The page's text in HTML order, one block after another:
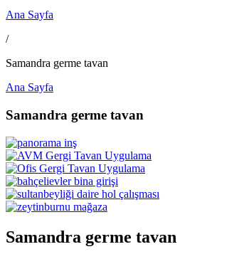
Ana Sayfa
/
Samandra germe tavan
Ana Sayfa
Samandra germe tavan
Samandra germe tavan